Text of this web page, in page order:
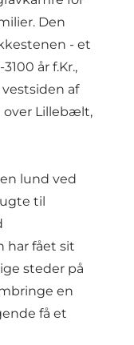
Den
- et
år f.Kr.,
af
over Lillebælt,
lund ved
til
har fået sit
steder på
en
få et